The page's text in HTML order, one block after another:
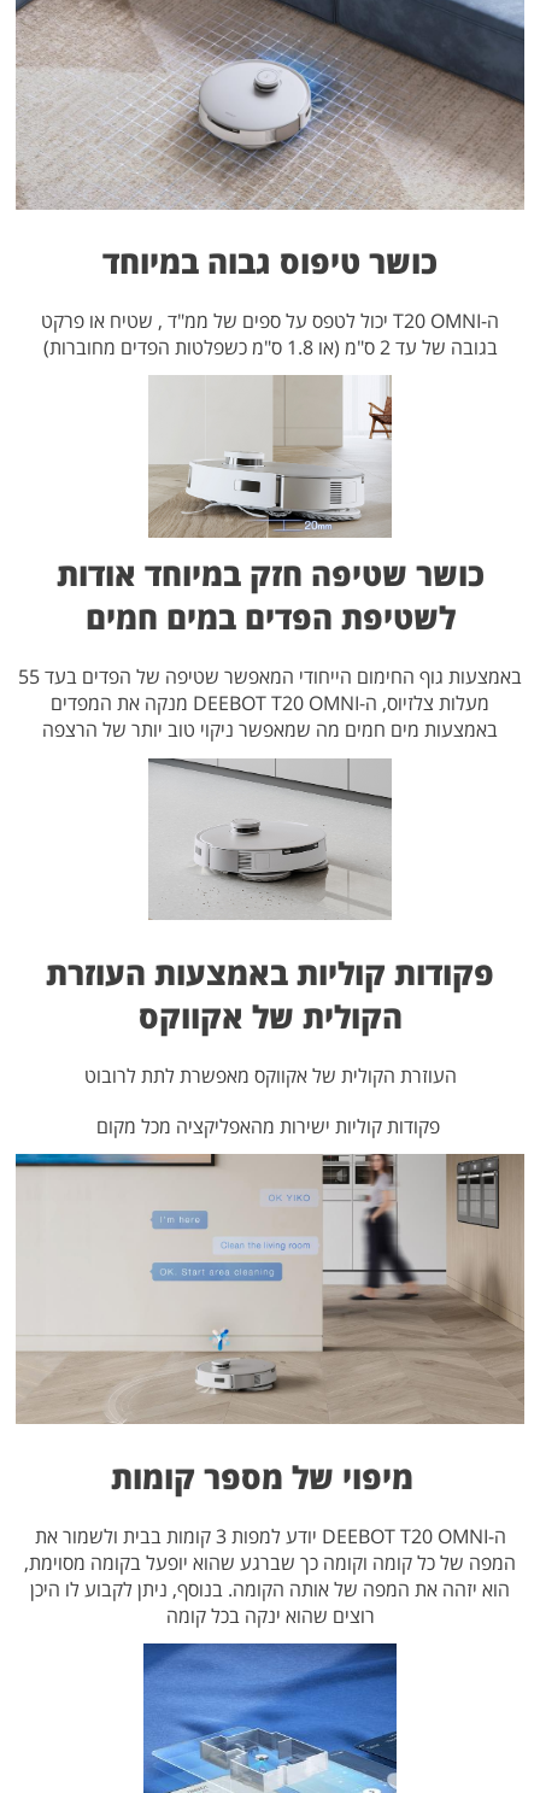
כושר טיפוס גבוה במיוחד
ה-T20 OMNI יכול לטפס על ספים של ממ"ד , שטיח או פרקט
בגובה של עד 2 ס"מ (או 1.8 ס"מ כשפלטות הפדים מחוברות)
כושר שטיפה חזק במיוחד אודות
לשטיפת הפדים במים חמים
באמצעות גוף החימום הייחודי המאפשר שטיפה של הפדים בעד 55
מעלות צלזיוס, ה-DEEBOT T20 OMNI מנקה את המפדים
באמצעות מים חמים מה שמאפשר ניקוי טוב יותר של הרצפה
פקודות קוליות באמצעות העוזרת
הקולית של אקווקס
העוזרת הקולית של אקווקס מאפשרת לתת לרובוט
פקודות קוליות ישירות מהאפליקציה מכל מקום
מיפוי של מספר קומות
ה-DEEBOT T20 OMNI יודע למפות 3 קומות בבית ולשמור את
המפה של כל קומה וקומה כך שברגע שהוא יופעל בקומה מסוימת,
הוא יזהה את המפה של אותה הקומה. בנוסף, ניתן לקבוע לו היכן
רוצים שהוא ינקה בכל קומה